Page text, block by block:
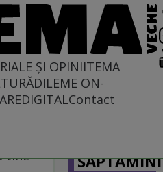
ȘI OPINIITEMA
DILEME ON-
DIGITALContact
tine